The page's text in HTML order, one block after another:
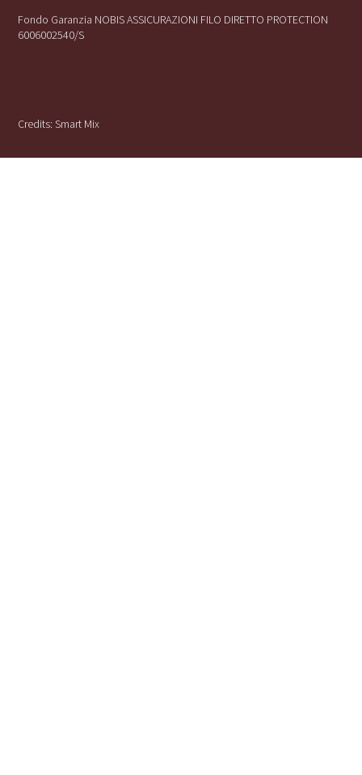
Fondo Garanzia NOBIS ASSICURAZIONI FILO DIRETTO PROTECTION
6006002540/S
Credits:Smart Mix